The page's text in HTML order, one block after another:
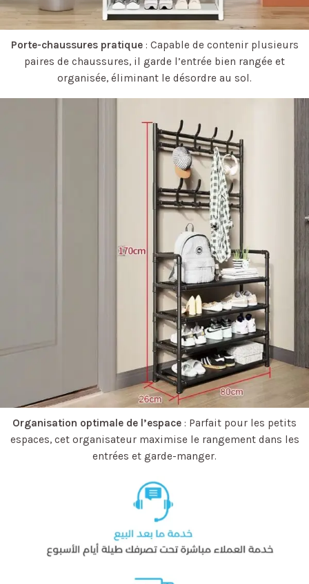
Porte-chaussures pratique: Capable de contenir plusieurs
paires de chaussures, il garde l’entrée bien rangée et
organisée, éliminant le désordre au sol.
Organisation optimale de l’espace : Parfait pour les petits
espaces, cet organisateur maximise le rangement dans les
entrées et garde-manger.